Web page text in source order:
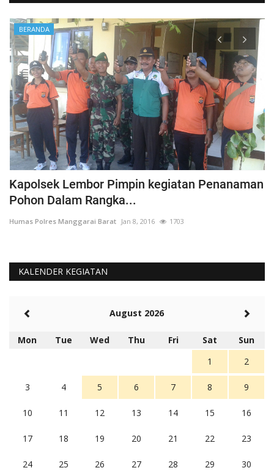
BERANDA
Kapolsek Lembor Pimpin kegiatan Penanaman
Pohon Dalam Rangka...
Humas Polres Manggarai Barat Jan 8, 2016 1703
KALENDER KEGIATAN
August 2026
Mon Tue Wed Thu Fri Sat
Sun
1
2
3 4 5 6 7 8 9
10 11 12 13 14 15 16
17 18 19 20 21 22 23
24 25 26 27 28 29 30